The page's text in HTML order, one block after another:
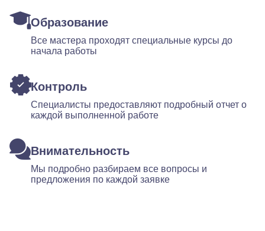
Образование
Все мастера проходят специальные курсы до
начала работы
Контроль
Специалисты предоставляют подробный отчет о
каждой выполненной работе
Внимательность
Мы подробно разбираем все вопросы и
предложения по каждой заявке